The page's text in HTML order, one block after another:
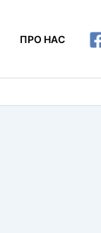
ПРО НАС